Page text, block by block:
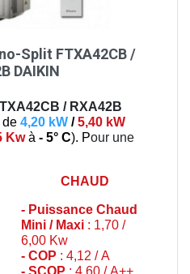
Split FTXA42CB /
DAIKIN
/ RXA42B
de 4,20 kW /5,40 kW
Kwà - 5° C). Pour une
CHAUD
- Puissance Chaud
Mini / Maxi : 1,70 /
6,00 Kw
- COP : 4,12 / A
- SCOP : 4,60 / A++